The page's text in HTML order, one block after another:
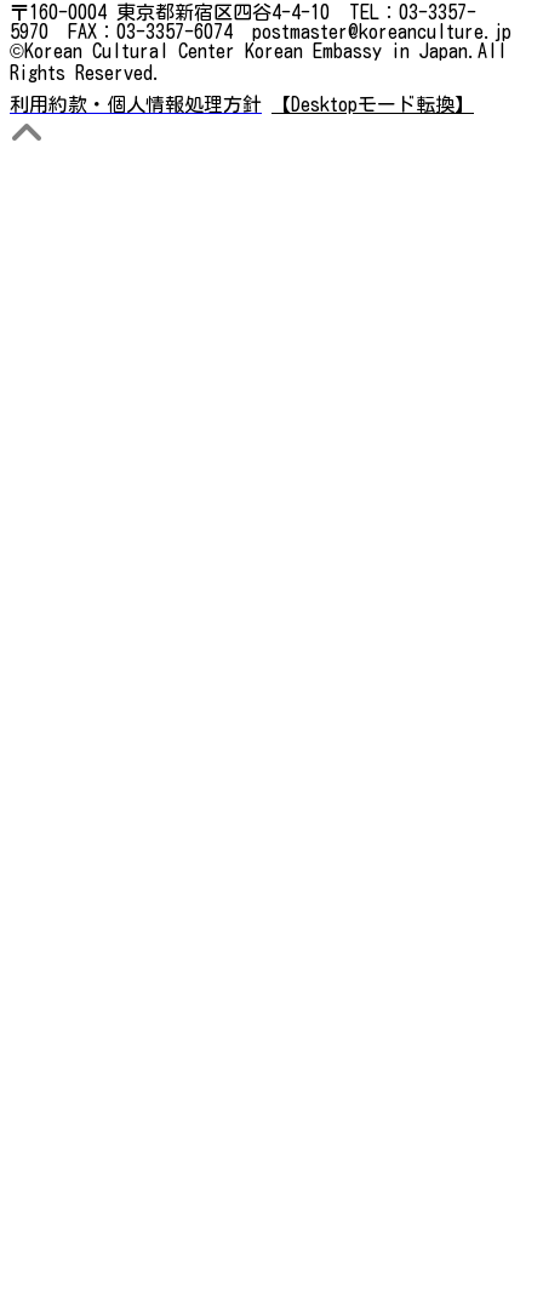
〒160-0004 東京都新宿区四谷4-4-10 TEL：03-3357-
5970 FAX：03-3357-6074 postmaster@koreanculture.jp
©Korean Cultural Center Korean Embassy in Japan.All
Rights Reserved.
利用約款・個人情報処理方針
【Desktopモード転換】